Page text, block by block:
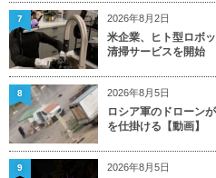
2026年8月2日
米企業、ヒト型ロボ
清掃サービスを開始
7
2026年8月5日
ロシア軍のドローン
を仕掛ける【動画】
8
2026年8月5日
9